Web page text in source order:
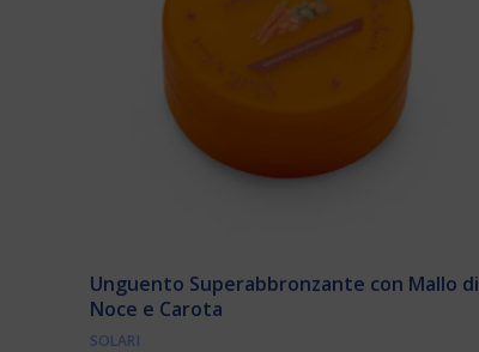
Unguento Superabbronzante con Mallo di
Noce e Carota
SOLARI